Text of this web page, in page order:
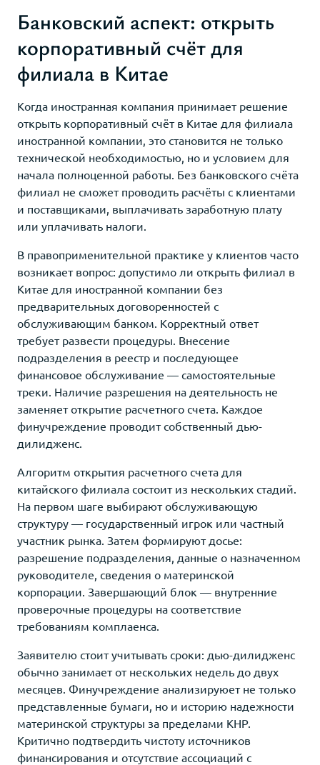
Банковский аспект: открыть
корпоративный счёт для
филиала в Китае
Когда иностранная компания принимает решение
открыть корпоративный счёт в Китае для филиала
иностранной компании, это становится не только
технической необходимостью, но и условием для
начала полноценной работы. Без банковского счёта
филиал не сможет проводить расчёты с клиентами
и поставщиками, выплачивать заработную плату
или уплачивать налоги.
В правоприменительной практике у клиентов часто
возникает вопрос: допустимо ли открыть филиал в
Китае для иностранной компании без
предварительных договоренностей с
обслуживающим банком. Корректный ответ
требует развести процедуры. Внесение
подразделения в реестр и последующее
финансовое обслуживание — самостоятельные
треки. Наличие разрешения на деятельность не
заменяет открытие расчетного счета. Каждое
финучреждение проводит собственный дью-
дилидженс.
Алгоритм открытия расчетного счета для
китайского филиала состоит из нескольких стадий.
На первом шаге выбирают обслуживающую
структуру — государственный игрок или частный
участник рынка. Затем формируют досье:
разрешение подразделения, данные о назначенном
руководителе, сведения о материнской
корпорации. Завершающий блок — внутренние
проверочные процедуры на соответствие
требованиям комплаенса.
Заявителю стоит учитывать сроки: дью-дилидженс
обычно занимает от нескольких недель до двух
месяцев. Финучреждение анализируюет не только
представленные бумаги, но и историю надежности
материнской структуры за пределами КНР.
Критично подтвердить чистоту источников
финансирования и отсутствие ассоциаций с